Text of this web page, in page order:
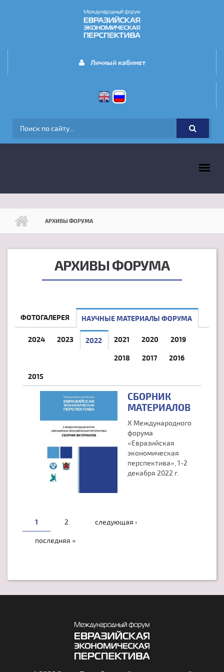
Личный кабинет
ФОРМА ПОИСКА
АРХИВЫ ФОРУМА
АРХИВЫ ФОРУМА
ФОТОГАЛЕРЕЯ НАУЧНЫЕ МАТЕРИАЛЫ ФОРУМА
2024 2023 2022 (АКТИВНАЯ ВКЛАДКА)
2021 2020 2019
2018 2017 2016
2015
СБОРНИК
МАТЕРИАЛОВ
X Международного
форума
«Евразийская
экономическая
перспектива», 1-2
декабря 2022 г.
СТРАНИЦЫ
1 2 следующая ›
последняя »